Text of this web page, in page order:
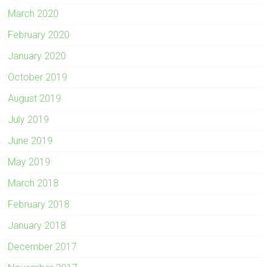
March 2020
February 2020
January 2020
October 2019
August 2019
July 2019
June 2019
May 2019
March 2018
February 2018
January 2018
December 2017